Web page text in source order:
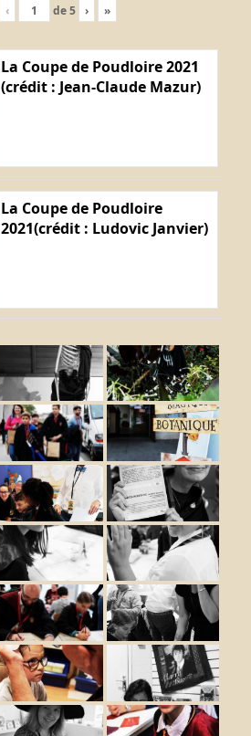
‹ de5 › »
La Coupe de Poudloire 2021
(crédit : Jean-Claude Mazur)
La Coupe de Poudloire
2021(crédit : Ludovic Janvier)